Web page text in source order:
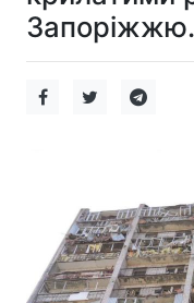
Запоріжжю.